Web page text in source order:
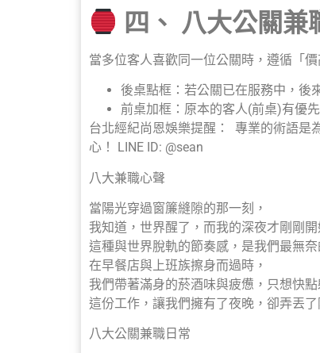
四、 八大公關
當多位客人喜歡同一位公關時，遵循「價
後桌點框：若公關已在服務中，後
前桌加框：原本的客人(前桌)有優
台北經紀尚恩娛樂提醒： 專業的術語是
心！ LINE ID: @sean
八大兼職心聲
當陽光穿過窗簾縫隙的那一刻，
我知道，世界醒了，而我的深夜才剛剛開
這種與世界脫軌的節奏感，是我們最無奈
在早餐店與上班族擦身而過時，
我們帶著滿身的菸酒味與疲憊，只想快點
這份工作，讓我們擁有了夜晚，卻弄丟了
八大公關兼職日常